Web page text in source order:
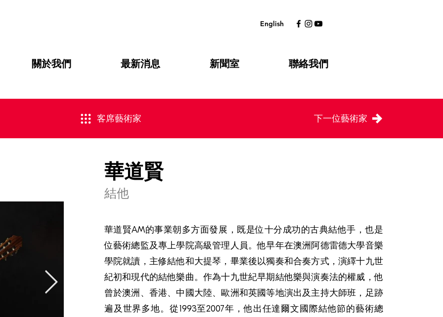
English
關於我們 最新消息 新聞室 聯絡我們
客席藝術家 下一位藝術家
華道賢
結他
華道賢AM的事業朝多方面發展，既是位十分成功的古典結他手，也是
位藝術總監及專上學院高級管理人員。他早年在澳洲阿德雷德大學音樂
學院就讀，主修結他和大提琴，畢業後以獨奏和合奏方式，演繹十九世
紀初和現代的結他樂曲。作為十九世紀早期結他樂與演奏法的權威，他
曾於澳洲、香港、中國大陸、歐洲和英國等地演出及主持大師班，足跡
遍及世界多地。從1993至2007年，他出任達爾文國際結他節的藝術總